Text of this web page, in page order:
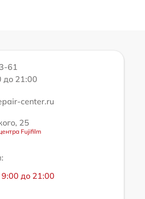
61
до 21:00
center.ru
25
Fujifilm
до 21:00